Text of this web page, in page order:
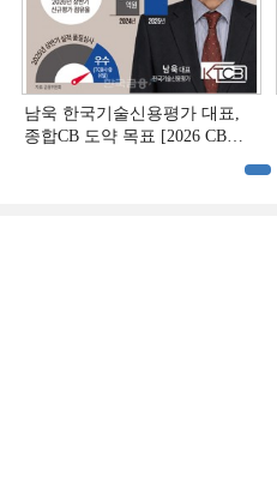
남욱 한국기술신용평가 대표,
종합CB 도약 목표 [2026 CB사